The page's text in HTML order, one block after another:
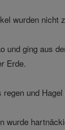
wurden nicht
und ging aus
Erde.
und
wurde